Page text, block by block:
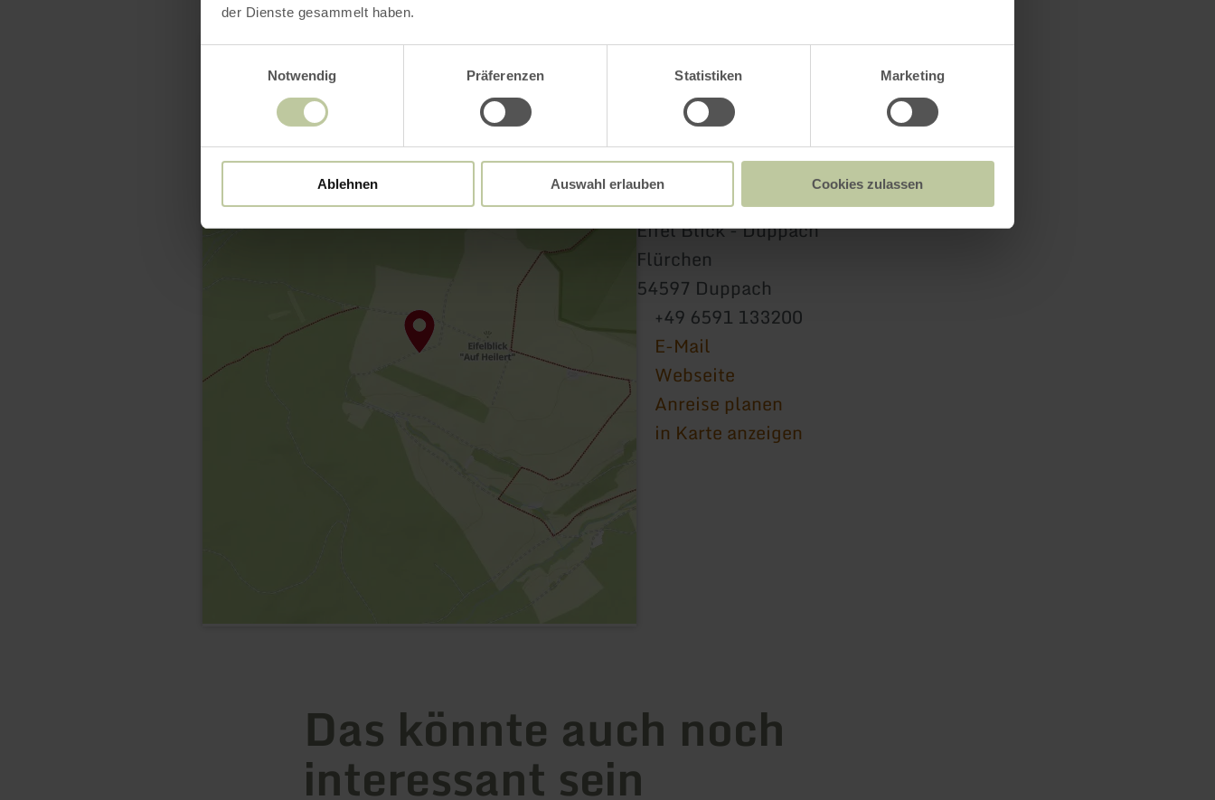
der Dienste gesammelt haben.
Notwendig
Präferenzen Statistiken Marketing
Ablehnen Auswahl erlauben Cookies zulassen
Eifel Blick - Duppach
Flürchen
54597 Duppach
+49 6591 133200
E-Mail
Webseite
Anreise planen
in Karte anzeigen
Das könnte auch noch
interessant sein